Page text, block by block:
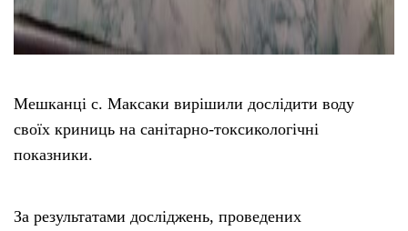
Мешканці с. Максаки вирішили дослідити воду
своїх криниць на санітарно-токсикологічні
показники.
За результатами досліджень, проведених